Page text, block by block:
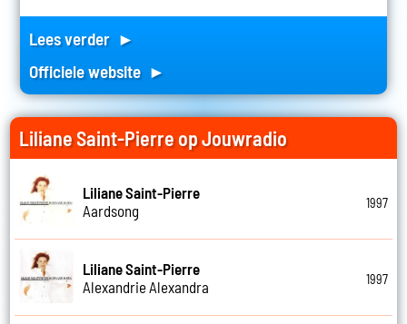
Lees verder ►
Officiele website ►
Liliane Saint-Pierre op Jouwradio
Liliane Saint-Pierre
Aardsong
1997
Liliane Saint-Pierre
Alexandrie Alexandra
1997